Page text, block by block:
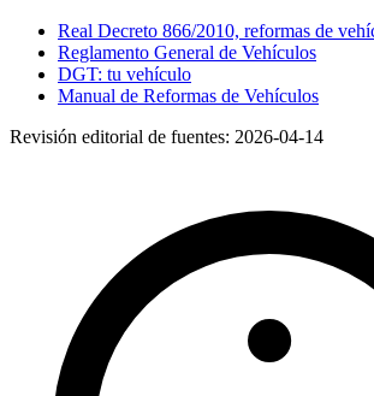
Real Decreto 866/2010, reformas de
Reglamento General de Vehículos
DGT: tu vehículo
Manual de Reformas de Vehículos
Revisión editorial de fuentes: 2026-04-14